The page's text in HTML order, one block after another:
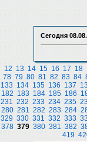
Сегодня
12 13 14 15 16 17 18
78 79 80 81 82 83 84
133 134 135 136 137
182 183 184 185 186
231 232 233 234 235
280 281 282 283 284
329 330 331 332 333
378 379 380 381 382
419